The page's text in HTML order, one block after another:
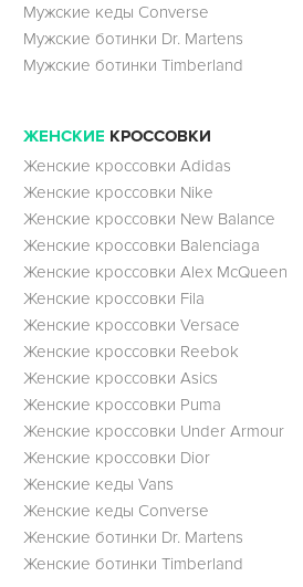
Мужские кеды Converse
Мужские ботинки Dr. Martens
Мужские ботинки Timberland
ЖЕНСКИЕ КРОССОВКИ
Женские кроссовки Adidas
Женские кроссовки Nike
Женские кроссовки New Balance
Женские кроссовки Balenciaga
Женские кроссовки Alex McQueen
Женские кроссовки Fila
Женские кроссовки Versace
Женские кроссовки Reebok
Женские кроссовки Asics
Женские кроссовки Puma
Женские кроссовки Under Armour
Женские кроссовки Dior
Женские кеды Vans
Женские кеды Converse
Женские ботинки Dr. Martens
Женские ботинки Timberland